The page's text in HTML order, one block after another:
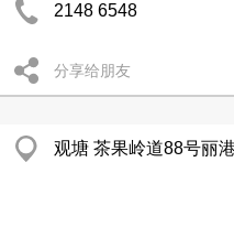
2148 6548
分享给朋友
观塘 茶果岭道88号丽